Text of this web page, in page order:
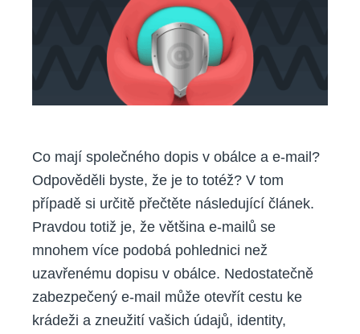
mailem?
Co mají společného dopis v obálce a e-mail?
Odpověděli byste, že je to totéž? V tom
případě si určitě přečtěte následující článek.
Pravdou totiž je, že většina e-mailů se
mnohem více podobá pohlednici než
uzavřenému dopisu v obálce. Nedostatečně
zabezpečený e-mail může otevřít cestu ke
krádeži a zneužití vašich údajů, identity,